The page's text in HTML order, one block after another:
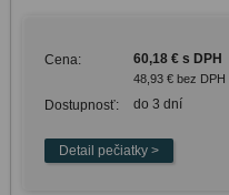
Cena: 60,18 € s DPH
48,93 € bez DPH
Dostupnosť: do 3 dní